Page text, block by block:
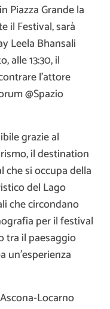
Piazza Grande la
il Festival, sarà
Leela Bhansali
alle 13:30, il
l’attore
@Spazio
grazie al
il destination
che si occupa della
del Lago
che circondano
per il festival
tra il paesaggio
un’esperienza
Locarno